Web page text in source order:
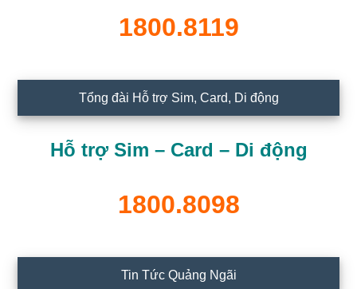
1800.8119
Tổng đài Hỗ trợ Sim, Card, Di động
Hỗ trợ Sim – Card – Di động
1800.8098
Tin Tức Quảng Ngãi